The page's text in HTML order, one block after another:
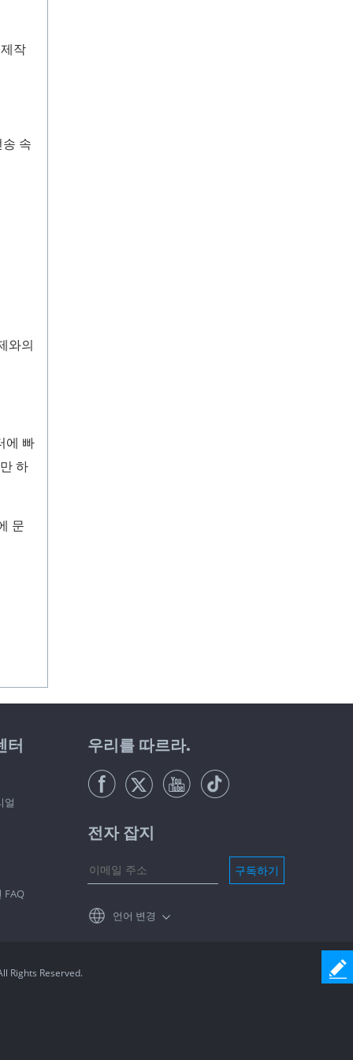
작
속
와의
에 빠
하
문
터
얼
FAQ
우리를 따르라.
전자 잡지
구독하기
언어 변경
Rights Reserved.